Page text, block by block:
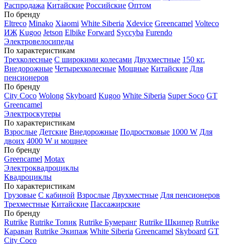
Распродажа Китайские Российские Оптом
По бренду
Eltreco Minako Xiaomi White Siberia Xdevice Greencamel Volteco
ИЖ Kugoo Jetson Elbike Forward Syccyba Furendo
Электровелосипеды
По характеристикам
Трехколесные С широкими колесами Двухместные 150 кг.
Внедорожные Четырехколесные Мощные Китайские Для
пенсионеров
По бренду
City Coco Wolong Skyboard Kugoo White Siberia Super Soco GT
Greencamel
Электроскутеры
По характеристикам
Взрослые Детские Внедорожные Подростковые 1000 W Для
двоих 4000 W и мощнее
По бренду
Greencamel Motax
Электроквадроциклы
Квадроциклы
По характеристикам
Грузовые С кабиной Взрослые Двухместные Для пенсионеров
Трехместные Китайские Пассажирские
По бренду
Rutrike Rutrike Топик Rutrike Бумеранг Rutrike Шкипер Rutrike
Караван Rutrike Экипаж White Siberia Greencamel Skyboard GT
City Coco